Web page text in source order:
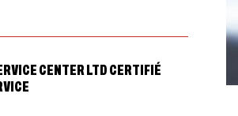
CENTER LTD CERTIFIÉ